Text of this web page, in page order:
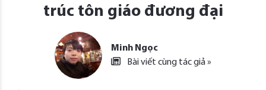
trúc tôn giáo đương đại
Minh Ngọc
Bài viết cùng tác giả »